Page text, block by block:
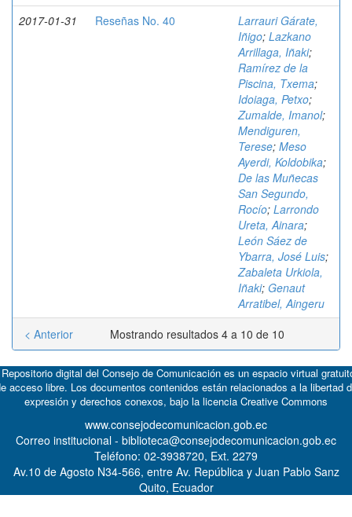
2017-01-31
Reseñas No. 40
Larrauri Gárate,
Iñigo; Lazkano
Arrillaga, Iñaki;
Ramírez de la
Piscina, Txema;
Idoiaga, Petxo;
Zumalde, Imanol;
Mendiguren,
Terese; Meso
Ayerdi, Koldobika;
De las Muñecas
San Segundo,
Rocío; Larrondo
Ureta, Ainara;
León Sáez de
Ybarra, José Luis;
Zabaleta Urkiola,
Iñaki; Genaut
Arratibel, Aingeru
Mostrando resultados 4 a 10 de 10
< Anterior
digital del Consejo de Comunicación es un espacio virtual
acceso libre. Los documentos contenidos están relacionados a la libertad
expresión y derechos conexos, bajo la licencia Creative Commons
www.consejodecomunicacion.gob.ec
Correo institucional - biblioteca@consejodecomunicacion.gob.ec
Teléfono: 02-3938720, Ext. 2279
Av.10 de Agosto N34-566, entre Av. República y Juan Pablo Sanz
Quito, Ecuador